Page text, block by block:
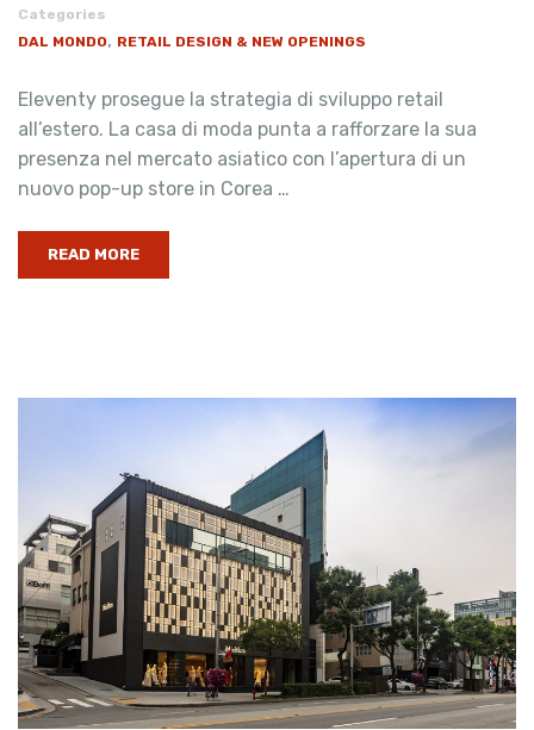
Categories
DAL MONDO, RETAIL DESIGN & NEW OPENINGS
Eleventy prosegue la strategia di sviluppo retail
all’estero. La casa di moda punta a rafforzare la sua
presenza nel mercato asiatico con l’apertura di un
nuovo pop-up store in Corea …
READ MORE